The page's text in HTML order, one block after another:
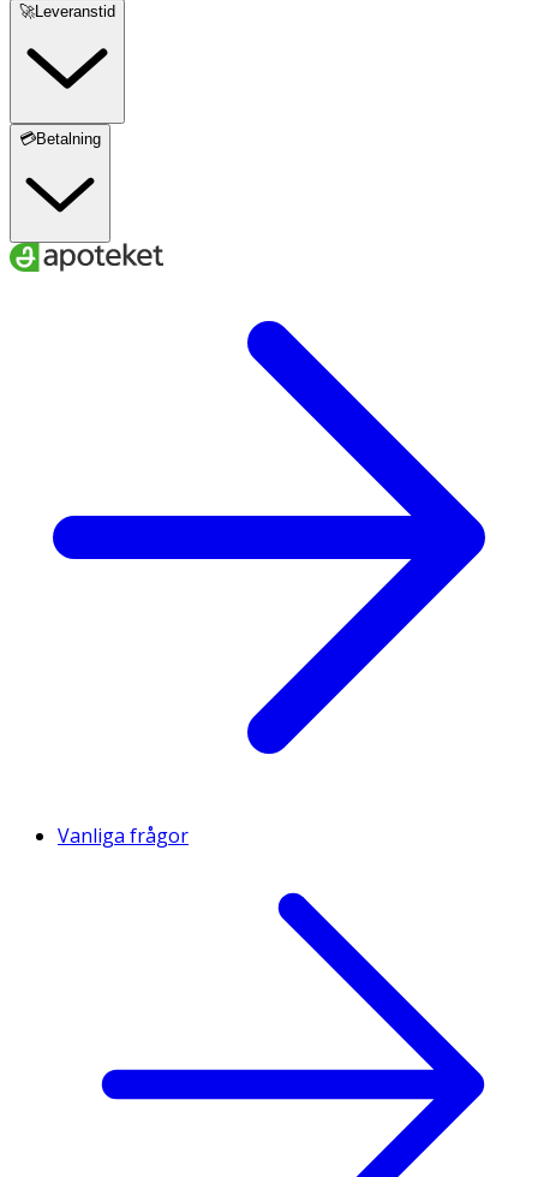
🚀Leveranstid
💳Betalning
Vanliga frågor